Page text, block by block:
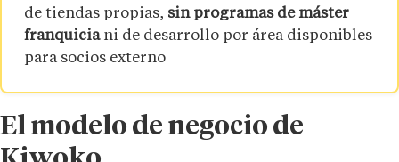
de tiendas propias, sin programas de máster
franquiciani de desarrollo por área disponibles
para socios externo
El modelo de negocio de